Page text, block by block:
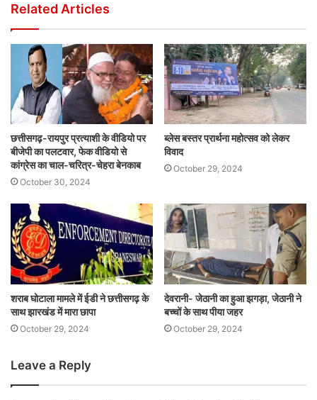
Related Articles
छत्तीसगढ़-रायपुर प्रत्याशी के वीडियो पर
बीजेपी का पलटवार, फेक वीडियो से
कांग्रेस का चाल-चरित्र-चेहरा बेनकाब
October 30, 2024
ब्लेस बस्तर प्रार्थना महोत्सव को लेकर
विवाद
October 29, 2024
शराब घोटाला मामले में ईडी ने छत्तीसगढ़ के
साथ झारखंड में मारा छापा
October 29, 2024
देवरानी- जेठानी का हुआ झगड़ा, जेठानी ने
बच्चों के साथ पीया जहर
October 29, 2024
Leave a Reply